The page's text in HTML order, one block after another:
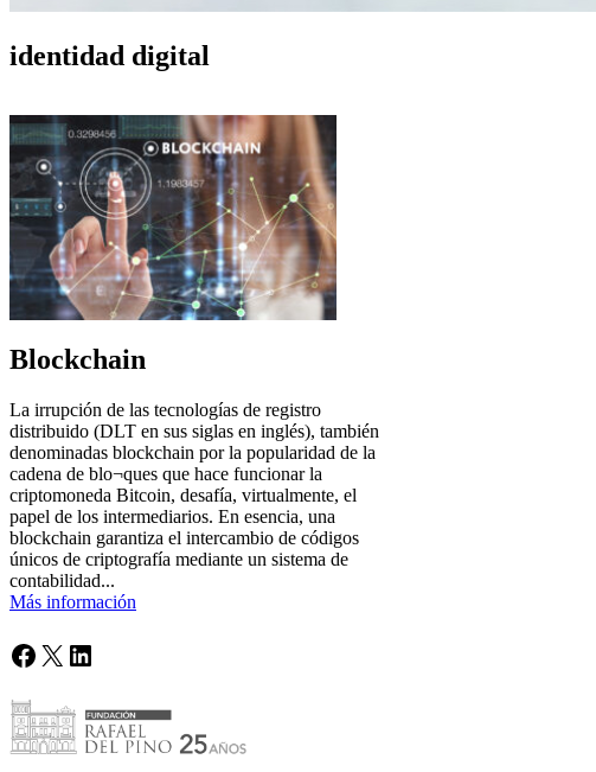
identidad digital
Blockchain
La irrupción de las tecnologías de registro
distribuido (DLT en sus siglas en inglés), también
denominadas blockchain por la popularidad de la
cadena de blo¬ques que hace funcionar la
criptomoneda Bitcoin, desafía, virtualmente, el
papel de los intermediarios. En esencia, una
blockchain garantiza el intercambio de códigos
únicos de criptografía mediante un sistema de
contabilidad...
Más información
Facebook
X LinkedIn